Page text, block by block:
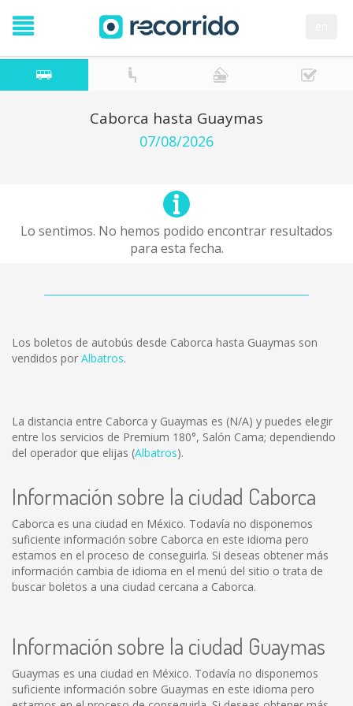
Caborca hasta Guaymas
07/08/2026
Lo sentimos. No hemos podido encontrar resultados
para esta fecha.
Los boletos de autobús desde Caborca hasta Guaymas son
vendidos por Albatros.
La distancia entre Caborca y Guaymas es (N/A) y puedes elegir
entre los servicios de Premium 180°, Salón Cama; dependiendo
del operador que elijas (Albatros).
Información sobre la ciudad Caborca
Caborca es una ciudad en México. Todavía no disponemos
suficiente información sobre Caborca en este idioma pero
estamos en el proceso de conseguirla. Si deseas obtener más
información cambia de idioma en el menú del sitio o trata de
buscar boletos a una ciudad cercana a Caborca.
Información sobre la ciudad Guaymas
Guaymas es una ciudad en México. Todavía no disponemos
suficiente información sobre Guaymas en este idioma pero